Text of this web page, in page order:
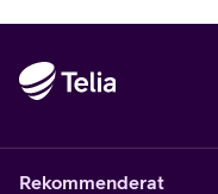
Rekommenderat